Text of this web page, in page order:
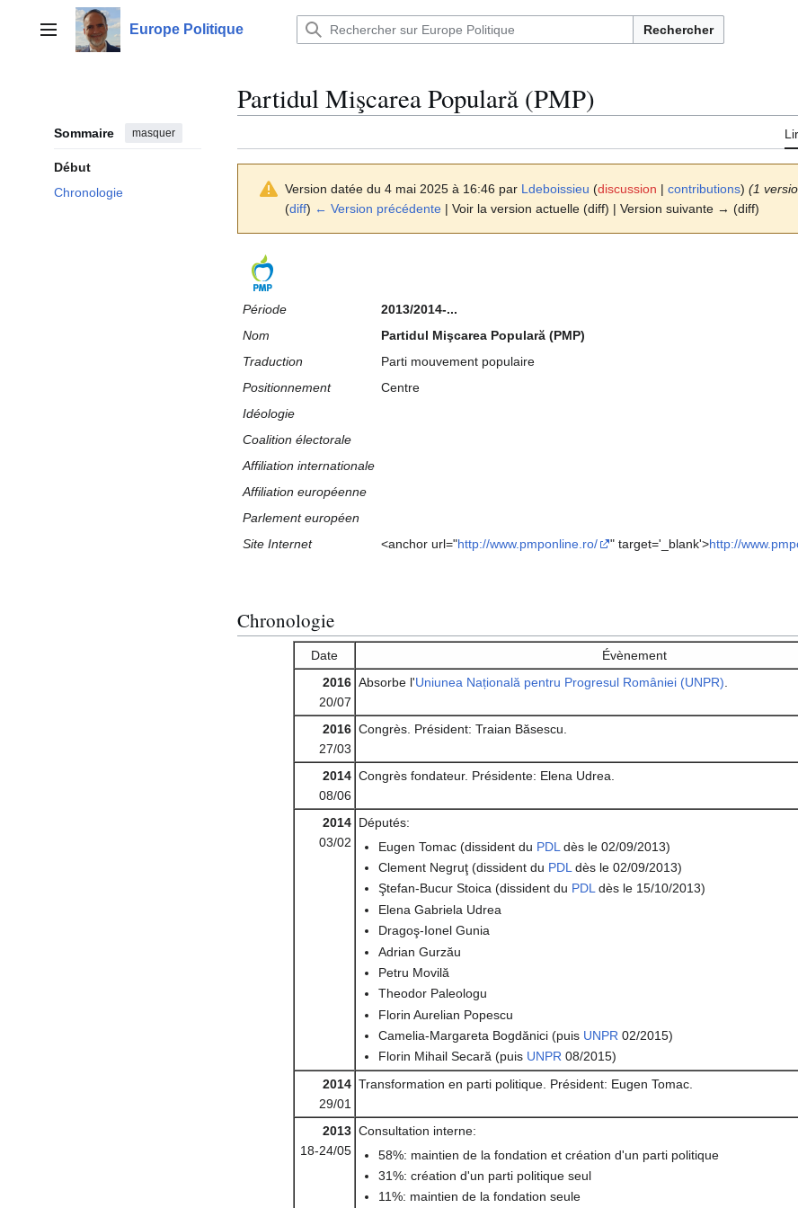
contenuMenu principalEurope Politique Rechercher
Sommaire masquer
Début
Chronologie
Partidul Mişcarea Populară (PMP)
Version datée du 4 mai 2025 à 16:46 par Ldeboissieu (discussion | contributions) (1
(diff) ← Version précédente | Voir la version actuelle (diff) | Version suivante → (diff)
Période
2013/2014-...
Nom
Partidul Mişcarea Populară (PMP)
Traduction
Parti mouvement populaire
Positionnement
Centre
Idéologie
Coalition électorale
Affiliation internationale
Affiliation européenne
Parlement européen
Site Internet
<anchor url="http://www.pmponline.ro/ " target='_blank'>http://
Chronologie
Date
Évènement
2016
20/07
Absorbe l'Uniunea Națională pentru Progresul României (UNPR).
2016
27/03
Congrès. Président: Traian Băsescu.
2014
08/06
Congrès fondateur. Présidente: Elena Udrea.
2014
03/02
Députés:
Eugen Tomac (dissident du PDL dès le 02/09/2013)
Clement Negruţ (dissident du PDL dès le 02/09/2013)
Ştefan-Bucur Stoica (dissident du PDLdès le 15/10/2013)
Elena Gabriela Udrea
Dragoş-Ionel Gunia
Adrian Gurzău
Petru Movilă
Theodor Paleologu
Florin Aurelian Popescu
Camelia-Margareta Bogdănici (puis UNPR 02/2015)
Florin Mihail Secară (puis UNPR08/2015)
2014
29/01
Transformation en parti politique. Président: Eugen Tomac.
2013
18-24/05
Consultation interne:
58%: maintien de la fondation et création d'un parti politique
31%: création d'un parti politique seul
11%: maintien de la fondation seule